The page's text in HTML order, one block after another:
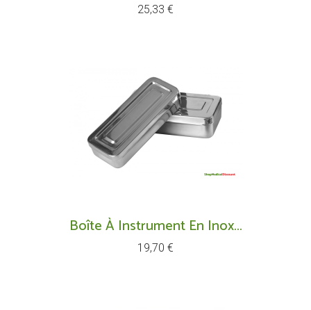
Prix
25,33 €
Boîte À Instrument En Inox...
Prix
19,70 €